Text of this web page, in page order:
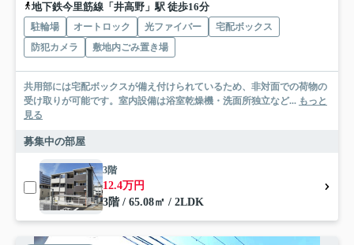
地下鉄今里筋線「井高野」駅 徒歩16分
駐輪場 オートロック 光ファイバー
宅配ボックス
防犯カメラ
敷地内ごみ置き場
共用部には宅配ボックスが備え付けられているため、非対面での荷物の
受け取りが可能です。室内設備は浴室乾燥機・洗面所独立など... もっと
見る
募集中の部屋
3階
12.4万円
3階 / 65.08㎡ / 2LDK